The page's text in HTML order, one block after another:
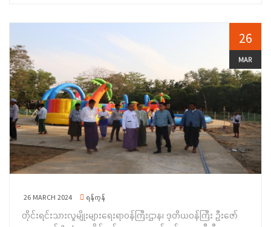
ယဉ်ကျေးမှုဦးစီးဌာန၊ ညွှန်ကြားရေးမှူးချုပ်က ရှေ့လုပ်ငန်းစဉ်များနှင့်
စပ်လျဉ်း၍ ဖြည့်စွက်ရှင်းလင်းတင်ပြခဲ့ရာ ဒုတိယဝန်ကြီး က လိုအပ်
သည်များ ညှိနှိုင်းပေါင်းစပ် ဆောင်ရွက်ပေးခဲ့ကြောင်း သတင်းရရှိ
ပါသည်။
အမှုထမ်းများ တက်ရောက်ခဲ့ကြပါသည်။ အခမ်းအနားသို့ အေးမြရွှေ
ပြည် ကျောင်းတိုက်မှ ဆရာတော်၊ သံဃာတော်များ ကြွရောက် ချီးမြှင့်
တော်မူကြပြီး ဦးစွာ နမောတဿ (၃) ကြိမ်ရွတ်ဆို၍ အခမ်းအနားကို
ဖွင့်လှစ်ခဲ့ကာ အေးမြရွှေပြည်ကျောင်းတိုက် ဆရာတော် ဦးမဉ္ဇူသက
ထံမှ ငါးပါးသီလ ခံယူပြီး ဆရာတော်၊ သံဃာတော်များက
အန္တရာယ်ကင်း ပရိတ်တရားတော်များနှင့် အနန္တရာယိက ကမ္မဝါစာများ
ကို ရွတ်ပွားသရဇ္စျယ်တော်မူကြရာ ဒုတိယဝန်ကြီး၊ ဇနီးနှင့် မိသားစု
နှင့် ဧည့်ပရိတ်သတ်များက နာယူကြည်ညိုကြပါသည်။&nbsp;
ထို့နောက် ဒုတိယဝန်ကြီး ဦးဇော်အေးမောင်၊ ဇနီးနှင့်မိသားစုနှင့်
တာဝန်ရှိသူများက ဆရာတော်၊ သံဃာတော်များအား နဝကမ္မအလှူငွေ
နှင့် လှူဖွယ်ဝတ္ထုအစုစုတို့ကို ဆက်ကပ်လှူဒါန်းကြပြီး ကောင်းမှုကုသိုလ်
များအတွက် ရေစက်သွန်းချ အမျှပေးဝေခြင်း နှင့် သာဓု
သတင်းရရှိပါသည်။ &nbsp;
26
MAR
26 MARCH 2024 ရန်ကုန်
တိုင်းရင်းသားလူမျိုးများရေးရာဝန်ကြီးဌာန၊ ဒုတိယဝန်ကြီး ဦးဇော်